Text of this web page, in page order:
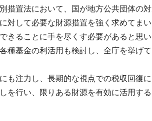
置法において、国が地方公共団体の対
して必要な財源措置を強く求めてまい
きることに手を尽くす必要があると思い
種基金の利活用も検討し、全庁を挙げ
も注力し、長期的な視点での税収回復
を行い、限りある財源を有効に活用す